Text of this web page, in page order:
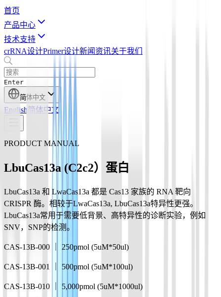
首页
产品中心
技术支持
crRNA设计Primer设计新闻资讯关于我们
Enter
简体中文
English简体中文
PRODUCT MANUAL
LbuCas13a (C2c2）蛋白
LbuCas13a 和 LwaCas13a 都是 Cas13 家族的 RNA 靶向
CRISPR 酶。相较于LwaCas13a, LbuCas13a特异性更强。
LbuCas13a常用于需要低背景、高特异性的诊断实验，例如
SNV，SNP的检测。
CAS-13B-000 ｜ 250pmol (5uM*50ul)
CAS-13B-001 ｜ 500pmol (5uM*100ul)
CAS-13B-010 ｜ 5,000pmol (5uM*1000ul)